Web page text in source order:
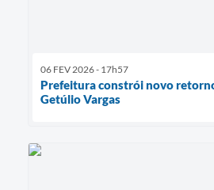
06 FEV 2026 - 17h57
Prefeitura constrói novo
Getúlio Vargas